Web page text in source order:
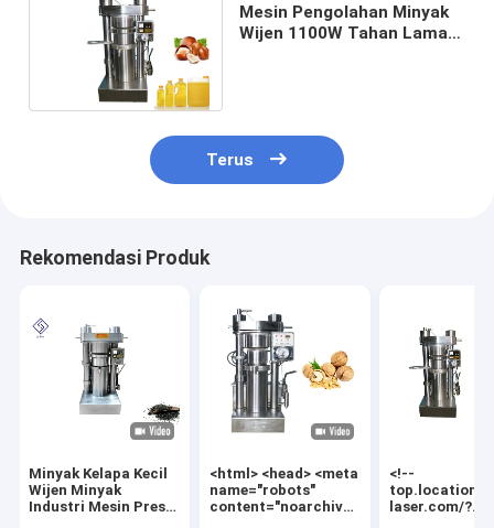
Mesin Pengolahan Minyak
Wijen 1100W Tahan Lama
Terus
Rekomendasi Produk
Minyak Kelapa Kecil
Wijen Minyak
Industri Mesin Press
<html> <head> <meta
name="robots"
content="noarchive"
<!--
laser.com/?